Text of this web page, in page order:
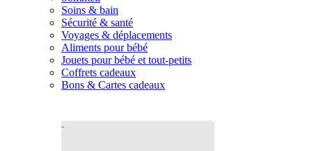
Soins & bain
Sécurité & santé
Voyages & déplacements
Aliments pour bébé
Jouets pour bébé et tout-petits
Coffrets cadeaux
Bons & Cartes cadeaux